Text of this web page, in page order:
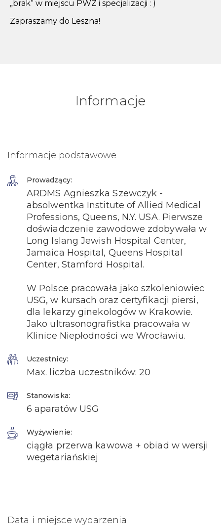
„brak” w miejscu PWZ i specjalizacji : )
Zapraszamy do Leszna!
Informacje
Informacje podstawowe
Prowadzący:
ARDMS Agnieszka Szewczyk -
absolwentka Institute of Allied Medical
Professions, Queens, N.Y. USA. Pierwsze
doświadczenie zawodowe zdobywała w
Long Islang Jewish Hospital Center,
Jamaica Hospital, Queens Hospital
Center, Stamford Hospital.
W Polsce pracowała jako szkoleniowiec
USG, w kursach oraz certyfikacji piersi,
dla lekarzy ginekologów w Krakowie.
Jako ultrasonografistka pracowała w
Klinice Niepłodności we Wrocławiu.
Uczestnicy:
Max. liczba uczestników: 20
Stanowiska:
6 aparatów USG
Wyżywienie:
ciągła przerwa kawowa + obiad w wersji
wegetariańskiej
Data i miejsce wydarzenia